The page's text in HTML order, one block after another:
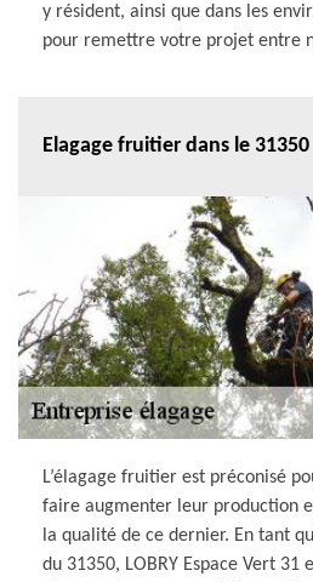
y résident, ainsi que dans les
pour remettre votre projet entre
Elagage fruitier dans le 31350
L’élagage fruitier est préconisé
faire augmenter leur production
la qualité de ce dernier. En tant
du 31350, LOBRY Espace Vert 31